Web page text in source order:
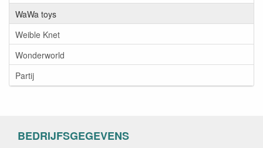
WaWa toys
Weible Knet
Wonderworld
Partij
BEDRIJFSGEGEVENS